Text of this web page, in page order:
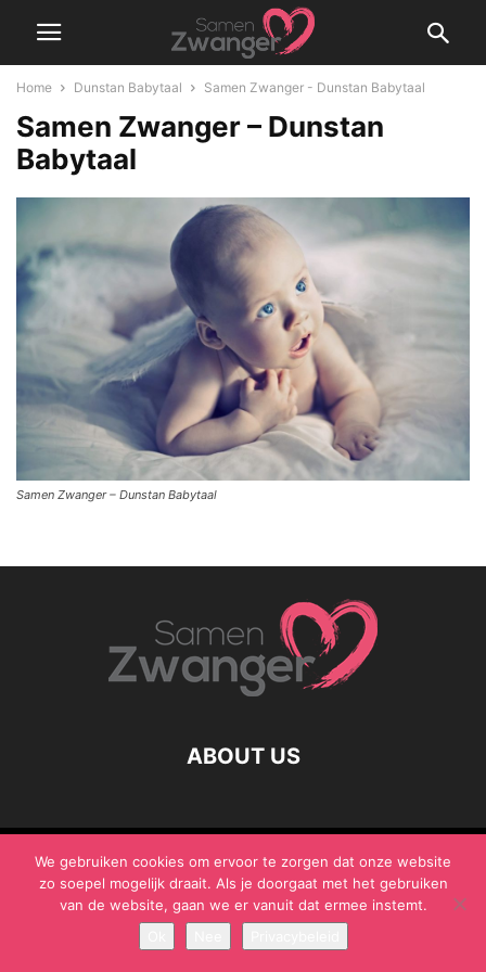
Home Dunstan Babytaal Samen Zwanger - Dunstan Babytaal
Samen Zwanger – Dunstan
Babytaal
Samen Zwanger – Dunstan Babytaal
ABOUT US
© Samen Zwanger - Copyright - Gericht Media 2017 - 2021
We gebruiken cookies om ervoor te zorgen dat onze website
zo soepel mogelijk draait. Als je doorgaat met het gebruiken
van de website, gaan we er vanuit dat ermee instemt.